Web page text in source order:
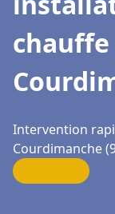
chauffe
Intervention
Courdimanche